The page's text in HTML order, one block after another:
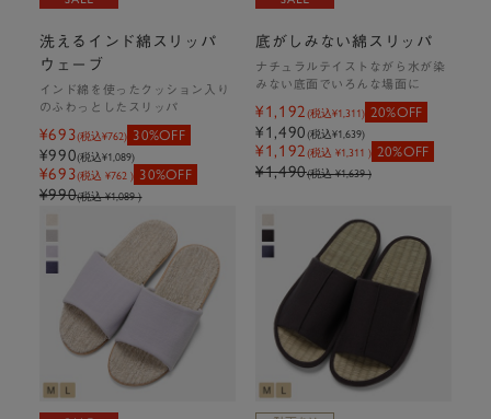
洗えるインド綿スリッパ
ウェーブ
インド綿を使ったクッション入り
のふわっとしたスリッパ
¥693(税込¥762) 30%OFF
¥990(税込¥1,089)
¥693(税込 ¥762 ) 30%OFF
¥990(税込 ¥1,089 )
底がしみない綿スリッパ
ナチュラルテイストながら水が染
みない底面でいろんな場面に
¥1,192(税込¥1,311) 20%OFF
¥1,490(税込¥1,639)
¥1,192(税込 ¥1,311 ) 20%OFF
¥1,490(税込 ¥1,639 )